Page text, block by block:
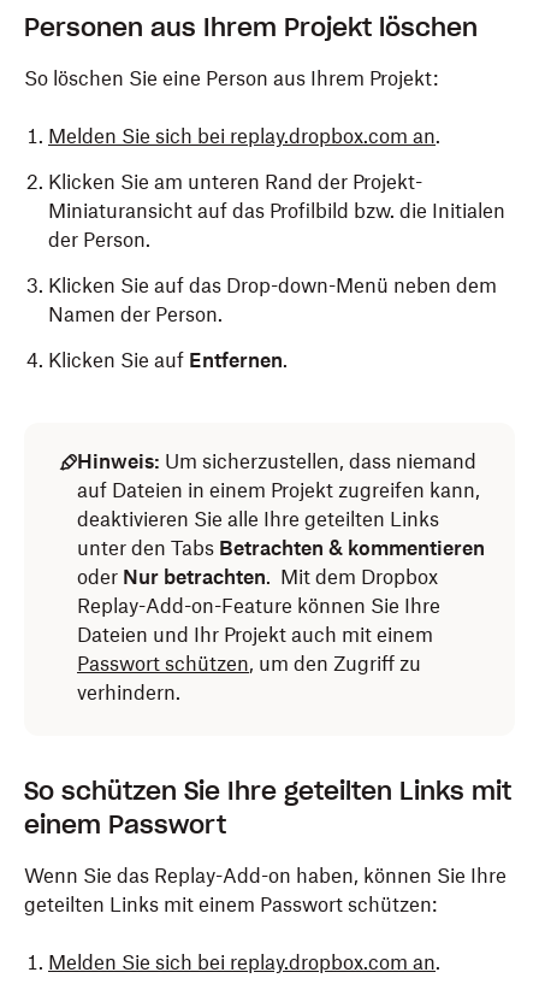
Personen aus Ihrem Projekt löschen
So löschen Sie eine Person aus Ihrem Projekt:
Melden Sie sich bei replay.dropbox.com an.
Klicken Sie am unteren Rand der Projekt-
Miniaturansicht auf das Profilbild bzw. die Initialen
der Person.
Klicken Sie auf das Drop-down-Menü neben dem
Namen der Person.
Klicken Sie auf Entfernen.
Hinweis: Um sicherzustellen, dass niemand
auf Dateien in einem Projekt zugreifen kann,
deaktivieren Sie alle Ihre geteilten Links
unter den Tabs Betrachten & kommentieren
oder Nur betrachten. Mit dem Dropbox
Replay-Add-on-Feature können Sie Ihre
Dateien und Ihr Projekt auch mit einem
Passwort schützen, um den Zugriff zu
verhindern.
So schützen Sie Ihre geteilten Links mit
einem Passwort
Wenn Sie das Replay-Add-on haben, können Sie Ihre
geteilten Links mit einem Passwort schützen:
Melden Sie sich bei replay.dropbox.com an.